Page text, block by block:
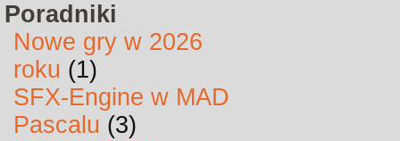
Poradniki
Nowe gry w 2026
roku (1)
SFX-Engine w MAD
Pascalu (3)